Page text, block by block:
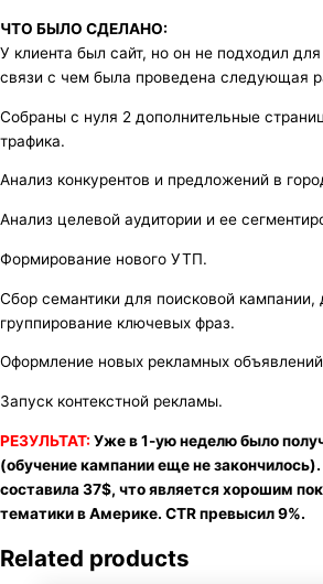
ЧТО БЫЛО СДЕЛАНО:
У клиента был сайт, но он не подходил
связи с чем была проведена следующая
Собраны с нуля 2 дополнительные
трафика.
Анализ конкурентов и предложений в
Анализ целевой аудитории и ее
Формирование нового УТП.
Сбор семантики для поисковой кампании,
группирование ключевых фраз.
Оформление новых рекламных
Запуск контекстной рекламы.
РЕЗУЛЬТАТ: Уже в 1-ую неделю было
(обучение кампании еще не
составила 37$, что является хорошим
тематики в Америке. CTR превысил 9%.
Related products